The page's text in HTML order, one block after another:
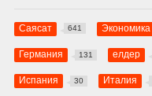
Саясат 641 Экономика
Германия 131 елдер
Испания 30 Италия